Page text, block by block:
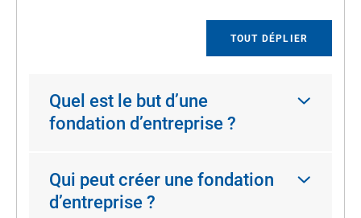
TOUT DÉPLIER
Quel est le but d’une
fondation d’entreprise ?
Qui peut créer une fondation
d’entreprise ?